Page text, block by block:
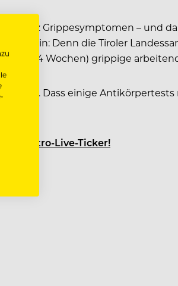
trotz Grippesymptomen – und
sein: Denn die Tiroler
(bis zu 4 Wochen) grippige
aus. Dass einige
Gastro-Live-Ticker!